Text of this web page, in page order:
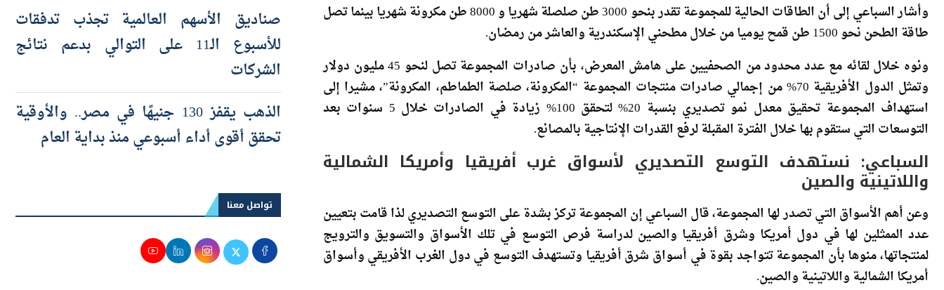
وأشار السباعي إلى أن الطاقات الحالية للمجموعة تقدر بنحو 3000 طن صلصلة شهريا و 8000 طن مكرونة شهريا بينما تصل
طاقة الطحن نحو 1500 طن قمح يوميا من خلال مطحني الإسكندرية والعاشر من رمضان.
ونوه خلال لقائه مع عدد محدود من الصحفيين على هامش المعرض، بأن صادرات المجموعة تصل لنحو 45 مليون دولار
وتمثل الدول الأفريقية 70% من إجمالي صادرات منتجات المجموعة “المكرونة، صلصة الطماطم، المكرونة”، مشيرا إلى
استهداف المجموعة تحقيق معدل نمو تصديري بنسبة 20% لتحقق 100% زيادة في الصادرات خلال 5 سنوات بعد
التوسعات التي ستقوم بها خلال الفترة المقبلة لرفع القدرات الإنتاجية بالمصانع.
السباعي: نستهدف التوسع التصديري لأسواق غرب أفريقيا وأمريكا الشمالية
واللاتينية والصين
وعن أهم الأسواق التي تصدر لها المجموعة، قال السباعي إن المجموعة تركز بشدة على التوسع التصديري لذا قامت بتعيين
عدد الممثلين لها في دول أمريكا وشرق أفريقيا والصين لدراسة فرص التوسع في تلك الأسواق والتسويق والترويج
لمنتجاتها، منوها بأن المجموعة تتواجد بقوة في أسواق شرق أفريقيا وتستهدف التوسع في دول الغرب الأفريقي وأسواق
أمريكا الشمالية واللاتينية والصين.
صناديق الأسهم العالمية تجذب تدفقات
للأسبوع الـ11 على التوالي بدعم نتائج
الشركات
الذهب يقفز 130 جنيهًا في مصر.. والأوقية
تحقق أقوى أداء أسبوعي منذ بداية العام
تواصل معنا